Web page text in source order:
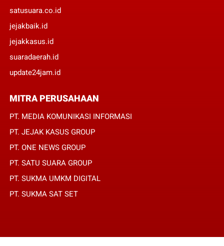
satusuara.co.id
jejakbaik.id
jejakkasus.id
suaradaerah.id
update24jam.id
MITRA PERUSAHAAN
PT. MEDIA KOMUNIKASI INFORMASI
PT. JEJAK KASUS GROUP
PT. ONE NEWS GROUP
PT. SATU SUARA GROUP
PT. SUKMA UMKM DIGITAL
PT. SUKMA SAT SET